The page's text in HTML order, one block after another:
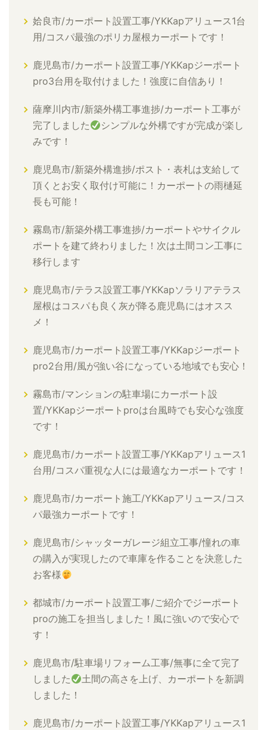
姶良市/カーポート設置工事/YKKapアリュース1台
用/コスパ最強のポリカ屋根カーポートです！
鹿児島市/カーポート設置工事/YKKapジーポート
pro3台用を取付けました！強度に自信あり！
薩摩川内市/新築外構工事進捗/カーポート工事が
完了しました
シンプルな外構ですが完成が楽し
みです！
鹿児島市/新築外構進捗/ポスト・表札は支給して
頂くとお安く取付け可能に！カーポートの雨樋延
長も可能！
霧島市/新築外構工事進捗/カーポートやサイクル
ポートを建て終わりました！次は土間コン工事に
移行します
鹿児島市/テラス設置工事/YKKapソラリアテラス
屋根はコスパも良く灰が降る鹿児島にはオスス
メ！
鹿児島市/カーポート設置工事/YKKapジーポート
pro2台用/風が強い谷になっている地域でも安心！
霧島市/マンションの駐車場にカーポート設
置/YKKapジーポートproは台風時でも安心な強度
です！
鹿児島市/カーポート設置工事/YKKapアリュース1
台用/コスパ重視な人には最適なカーポートです！
鹿児島市/カーポート施工/YKKapアリュース/コス
パ最強カーポートです！
鹿児島市/シャッターガレージ組立工事/憧れの車
の購入が実現したので車庫を作ることを決意した
お客様
都城市/カーポート設置工事/ご紹介でジーポート
proの施工を担当しました！風に強いので安心で
す！
鹿児島市/駐車場リフォーム工事/無事に全て完了
しました
土間の高さを上げ、カーポートを新調
しました！
鹿児島市/カーポート設置工事/YKKapアリュース1